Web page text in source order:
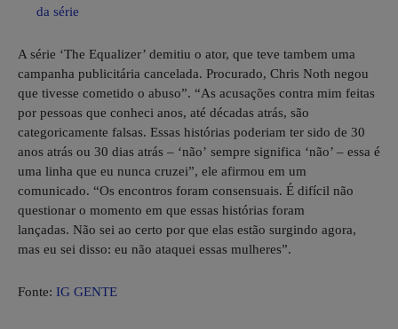
da série
A série ‘The Equalizer’ demitiu o ator, que teve tambem uma
campanha publicitária cancelada. Procurado, Chris Noth negou
que tivesse cometido o abuso”. “As acusações contra mim feitas
por pessoas que conheci anos, até décadas atrás, são
categoricamente falsas. Essas histórias poderiam ter sido de 30
anos atrás ou 30 dias atrás – ‘não’ sempre significa ‘não’ – essa é
uma linha que eu nunca cruzei”, ele afirmou em um
comunicado. “Os encontros foram consensuais. É difícil não
questionar o momento em que essas histórias foram
lançadas. Não sei ao certo por que elas estão surgindo agora,
mas eu sei disso: eu não ataquei essas mulheres”.
Fonte: IG GENTE